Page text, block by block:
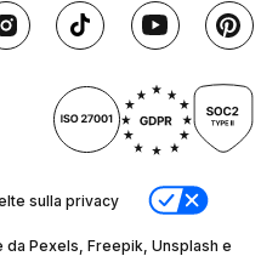
sulla privacy
Pexels, Freepik, Unsplash e